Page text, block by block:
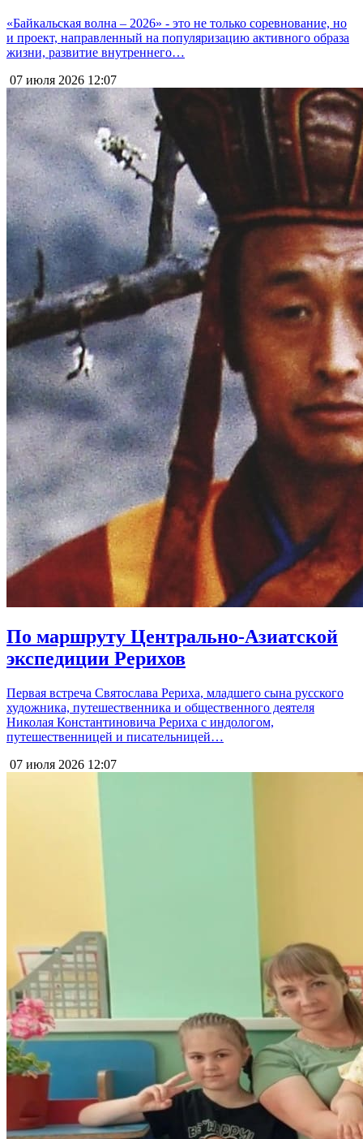
«Байкальская волна – 2026» - это не только соревнование, но
и проект, направленный на популяризацию активного образа
жизни, развитие внутреннего…
07 июля 2026 12:07
По маршруту Центрально-Азиатской
экспедиции Рерихов
Первая встреча Святослава Рериха, младшего сына русского
художника, путешественника и общественного деятеля
Николая Константиновича Рериха с индологом,
путешественницей и писательницей…
07 июля 2026 12:07